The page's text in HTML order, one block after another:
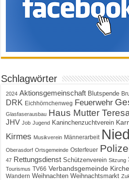
Schlagwörter
2024 Aktionsgemeinschaft Blutspende
DRK Eichhörnchenweg Feuerwehr
Glasfaserausbau Haus Mutter
JHV Job Jugend Kaninchenzuchtverein
Kirmes Musikverein Männerarbeit
Oberasdorf Ortsgemeinde Osterfeuer
47 Rettungsdienst Schützenverein Sitzung
Tourismus TV66 Verbandsgemeinde
Wandern Weihnachten Weihnachtsmarkt